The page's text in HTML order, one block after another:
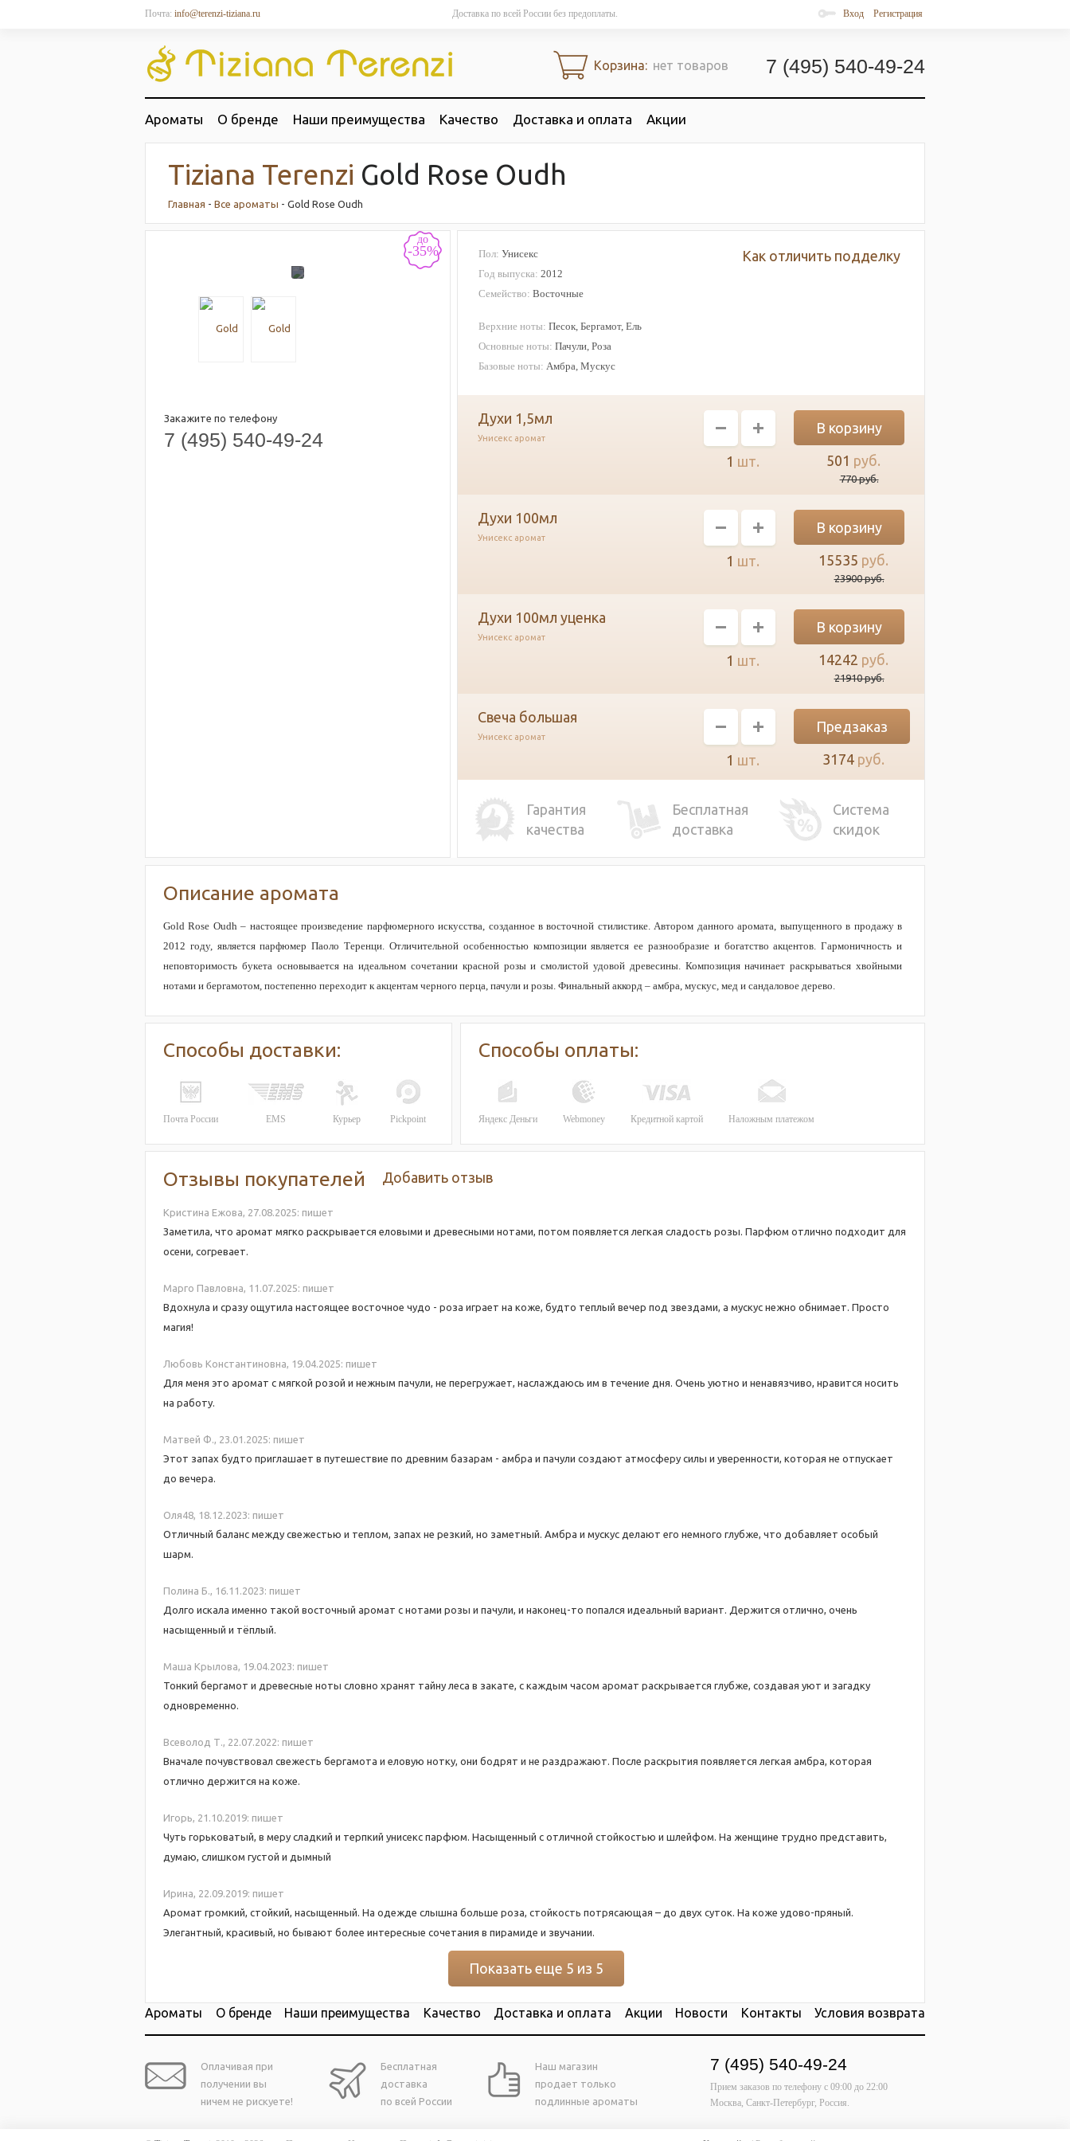
Почта: info@terenzi-tiziana.ru Вход Регистрация
Доставка по всей России без предоплаты.
7 (495) 540-49-24
Корзина: нет товаров
Ароматы О бренде Наши преимущества Качество Доставка и оплата Акции
Tiziana Terenzi Gold Rose Oudh
Главная - Все ароматы - Gold Rose Oudh
до
-35%
Закажите по телефону
7 (495) 540-49-24
Как отличить подделку
Пол: Унисекс
Год выпуска: 2012
Семейство: Восточные
Верхние ноты: Песок, Бергамот, Ель
Основные ноты: Пачули, Роза
Базовые ноты: Амбра, Мускус
духи 1,5мл
Унисекс аромат
1 шт. 501 руб.
770руб.
духи 100мл
Унисекс аромат
1 шт. 15535 руб.
23900руб.
духи 100мл уценка
Унисекс аромат
1 шт. 14242 руб.
21910руб.
свеча большая
Унисекс аромат
1 шт.
Предзаказ
3174 руб.
Гарантия
качества
Бесплатная
доставка
Система
скидок
Описание аромата
Gold Rose Oudh – настоящее произведение парфюмерного искусства, созданное в восточной стилистике. Автором данного аромата, выпущенного в продажу в
2012 году, является парфюмер Паоло Теренци. Отличительной особенностью композиции является ее разнообразие и богатство акцентов. Гармоничность и
неповторимость букета основывается на идеальном сочетании красной розы и смолистой удовой древесины. Композиция начинает раскрываться хвойными
нотами и бергамотом, постепенно переходит к акцентам черного перца, пачули и розы. Финальный аккорд – амбра, мускус, мед и сандаловое дерево.
Способы доставки:
Почта России EMS Курьер Pickpoint
Способы оплаты:
Яндекс Деньги Webmoney Кредитной картой Наложным платежом
Отзывы покупателей Добавить отзыв
Кристина Ежова, 27.08.2025: пишет
Заметила, что аромат мягко раскрывается еловыми и древесными нотами, потом появляется легкая сладость розы. Парфюм отлично подходит для
осени, согревает.
Марго Павловна, 11.07.2025: пишет
Вдохнула и сразу ощутила настоящее восточное чудо - роза играет на коже, будто теплый вечер под звездами, а мускус нежно обнимает. Просто
магия!
Любовь Константиновна, 19.04.2025: пишет
Для меня это аромат с мягкой розой и нежным пачули, не перегружает, наслаждаюсь им в течение дня. Очень уютно и ненавязчиво, нравится носить
на работу.
Mатвей Ф., 23.01.2025: пишет
Этот запах будто приглашает в путешествие по древним базарам - амбра и пачули создают атмосферу силы и уверенности, которая не отпускает
до вечера.
Оля48, 18.12.2023: пишет
Отличный баланс между свежестью и теплом, запах не резкий, но заметный. Амбра и мускус делают его немного глубже, что добавляет особый
шарм.
Полина Б., 16.11.2023: пишет
Долго искала именно такой восточный аромат с нотами розы и пачули, и наконец-то попался идеальный вариант. Держится отлично, очень
насыщенный и тёплый.
Mаша Крылова, 19.04.2023: пишет
Тонкий бергамот и древесные ноты словно хранят тайну леса в закате, с каждым часом аромат раскрывается глубже, создавая уют и загадку
одновременно.
Всеволод Т., 22.07.2022: пишет
Вначале почувствовал свежесть бергамота и еловую нотку, они бодрят и не раздражают. После раскрытия появляется легкая амбра, которая
отлично держится на коже.
Игорь, 21.10.2019: пишет
Чуть горьковатый, в меру сладкий и терпкий унисекс парфюм. Насыщенный с отличной стойкостью и шлейфом. На женщине трудно представить,
думаю, слишком густой и дымный
Ирина, 22.09.2019: пишет
Аромат громкий, стойкий, насыщенный. На одежде слышна больше роза, стойкость потрясающая – до двух суток. На коже удово-пряный.
Элегантный, красивый, но бывают более интересные сочетания в пирамиде и звучании.
Показать еще 5 из 5
Ароматы О бренде Наши преимущества Качество Доставка и оплата Акции Новости Контакты Условия возврата
Оплачивая при
получении вы
ничем не рискуете!
Бесплатная
доставка
по всей России
Наш магазин
продает только
подлинные ароматы
7 (495) 540-49-24
Прием заказов по телефонус 09:00 до 22:00
Москва, Санкт-Петербург, Россия.